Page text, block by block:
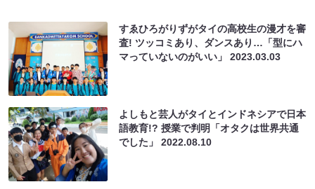
すゑひろがりずがタイの高校生の漫才を審
査! ツッコミあり、ダンスあり…「型にハ
マっていないのがいい」2023.03.03
よしもと芸人がタイとインドネシアで日本
語教育!? 授業で判明「オタクは世界共通
でした」2022.08.10